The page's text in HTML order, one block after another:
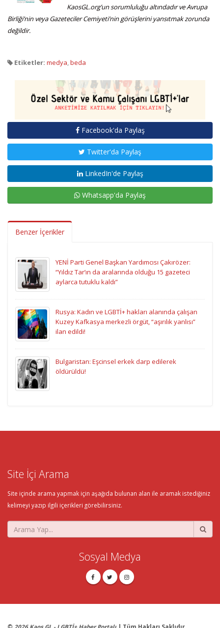
KaosGL.org’un sorumluluğu altındadır ve Avrupa
Birliği’nin veya Gazeteciler Cemiyeti’nin görüşlerini yansıtmak zorunda
değildir.
Etiketler: medya,beda
Facebook'da Paylaş
Twitter'da Paylaş
LinkedIn'de Paylaş
Whatsapp'da Paylaş
Benzer İçerikler
YENİ Parti Genel Başkan Yardımcısı Çakırözer:
“Yıldız Tar’ın da aralarında olduğu 15 gazeteci
aylarca tutuklu kaldı”
Rusya: Kadın ve LGBTİ+ hakları alanında çalışan
Kuzey Kafkasya merkezli örgüt, “aşırılık yanlısı”
ilan edildi!
Bulgaristan: Eşcinsel erkek darp edilerek
öldürüldü!
Site İçi Arama
Site içinde arama yapmak için aşağıda bulunan alan ile aramak istediğiniz
kelimeyi yazıp ilgili içerikleri görebilirsiniz.
Sosyal Medya